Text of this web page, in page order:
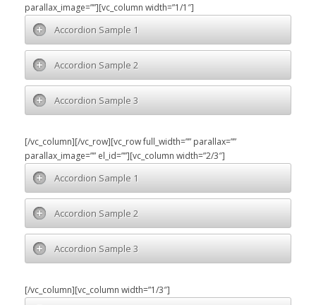
parallax_image=””][vc_column width=”1/1″]
Accordion Sample 1
Accordion Sample 2
Accordion Sample 3
[/vc_column][/vc_row][vc_row full_width=”” parallax=””
parallax_image=”” el_id=””][vc_column width=”2/3″]
Accordion Sample 1
Accordion Sample 2
Accordion Sample 3
[/vc_column][vc_column width=”1/3″]